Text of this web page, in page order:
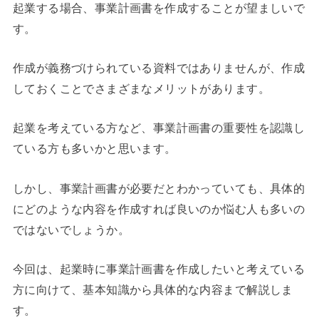
起業する場合、事業計画書を作成することが望ましいで
す。
作成が義務づけられている資料ではありませんが、作成
しておくことでさまざまなメリットがあります。
起業を考えている方など、事業計画書の重要性を認識し
ている方も多いかと思います。
しかし、事業計画書が必要だとわかっていても、具体的
にどのような内容を作成すれば良いのか悩む人も多いの
ではないでしょうか。
今回は、起業時に事業計画書を作成したいと考えている
方に向けて、基本知識から具体的な内容まで解説しま
す。